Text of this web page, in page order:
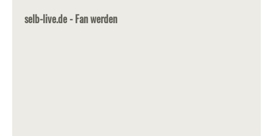
selb-live.de - Fan werden